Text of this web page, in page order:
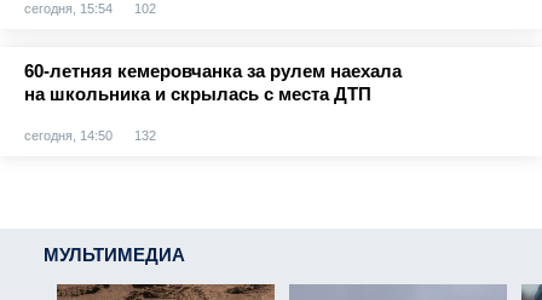
сегодня, 15:54 102
60-летняя кемеровчанка за рулем наехала
на школьника и скрылась с места ДТП
сегодня, 14:50 132
МУЛЬТИМЕДИА